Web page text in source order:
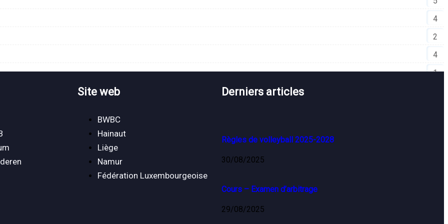
4
2
4
1
Site web
BWBC
Hainaut
Liège
Namur
Fédération Luxembourgeoise
Derniers articles
Règles de volleyball 2025-2028
30/08/2025
Cours – Examen d’arbitrage
29/08/2025